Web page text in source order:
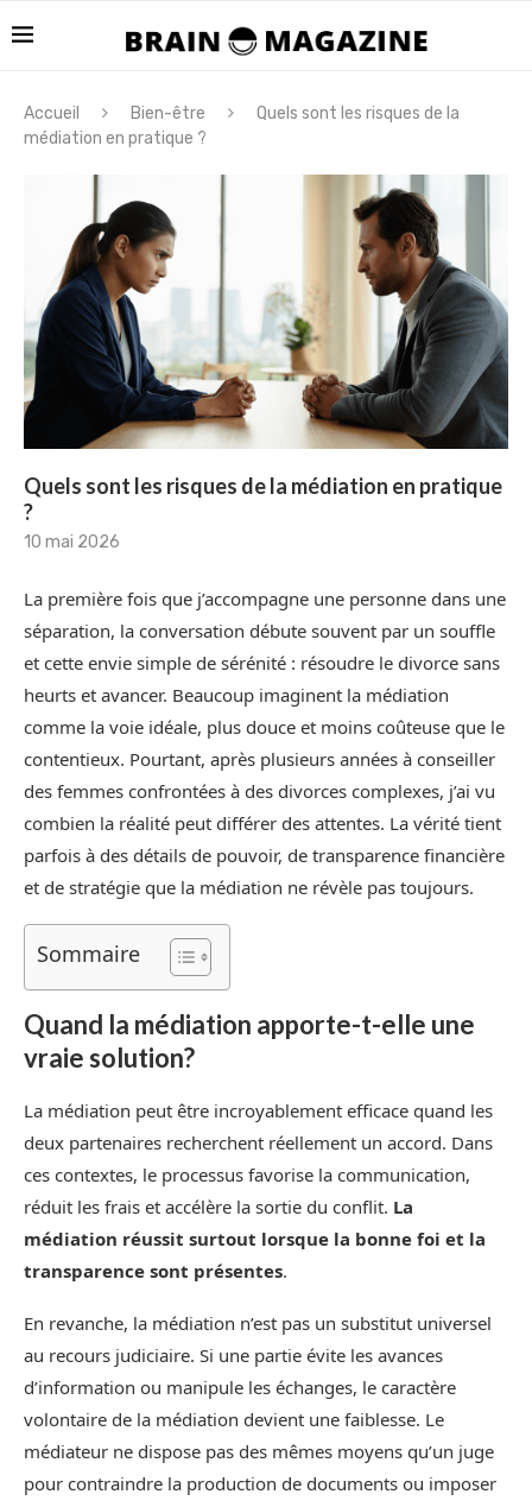
Accueil Bien-être
Quels sont les risques de la
médiation en pratique ?
Quels sont les risques de la médiation en pratique
?
10 mai 2026
La première fois que j’accompagne une personne dans une
séparation, la conversation débute souvent par un souffle
et cette envie simple de sérénité : résoudre le divorce sans
heurts et avancer. Beaucoup imaginent la médiation
comme la voie idéale, plus douce et moins coûteuse que le
contentieux. Pourtant, après plusieurs années à conseiller
des femmes confrontées à des divorces complexes, j’ai vu
combien la réalité peut différer des attentes. La vérité tient
parfois à des détails de pouvoir, de transparence financière
et de stratégie que la médiation ne révèle pas toujours.
Sommaire
Quand la médiation apporte-t-elle une
vraie solution?
La médiation peut être incroyablement efficace quand les
deux partenaires recherchent réellement un accord. Dans
ces contextes, le processus favorise la communication,
réduit les frais et accélère la sortie du conflit. La
médiation réussit surtout lorsque la bonne foi et la
transparence sont présentes.
En revanche, la médiation n’est pas un substitut universel
au recours judiciaire. Si une partie évite les avances
d’information ou manipule les échanges, le caractère
volontaire de la médiation devient une faiblesse. Le
médiateur ne dispose pas des mêmes moyens qu’un juge
pour contraindre la production de documents ou imposer